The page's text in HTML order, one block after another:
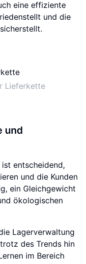
eine effiziente
und die
Lieferkette
und
entscheidend,
und die Kunden
ein Gleichgewicht
ökologischen
Lagerverwaltung
des Trends hin
im Bereich